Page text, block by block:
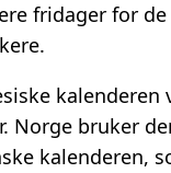
fridager for
kalenderen
Norge bruker
kalenderen,